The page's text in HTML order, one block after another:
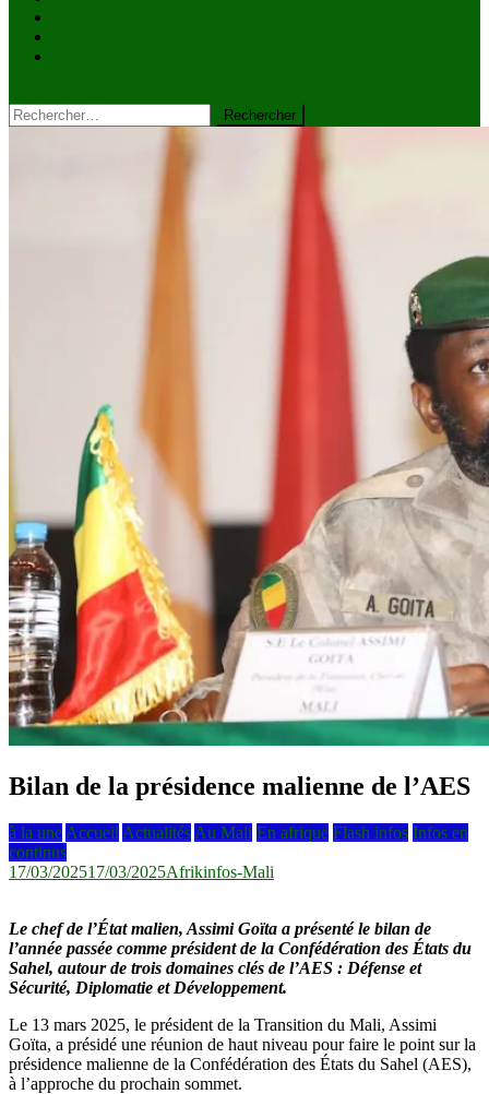
Rechercher :
Bilan de la présidence malienne de l’AES
à la une Accueil Actualités Au Mali En afrique Flash infos Infos en
continus
17/03/202517/03/2025Afrikinfos-Mali
Le chef de l’État malien, Assimi Goïta a présenté le bilan de
l’année passée comme président de la Confédération des États du
Sahel, autour de trois domaines clés de l’AES : Défense et
Sécurité, Diplomatie et Développement.
Le 13 mars 2025, le président de la Transition du Mali, Assimi
Goïta, a présidé une réunion de haut niveau pour faire le point sur la
présidence malienne de la Confédération des États du Sahel (AES),
à l’approche du prochain sommet.